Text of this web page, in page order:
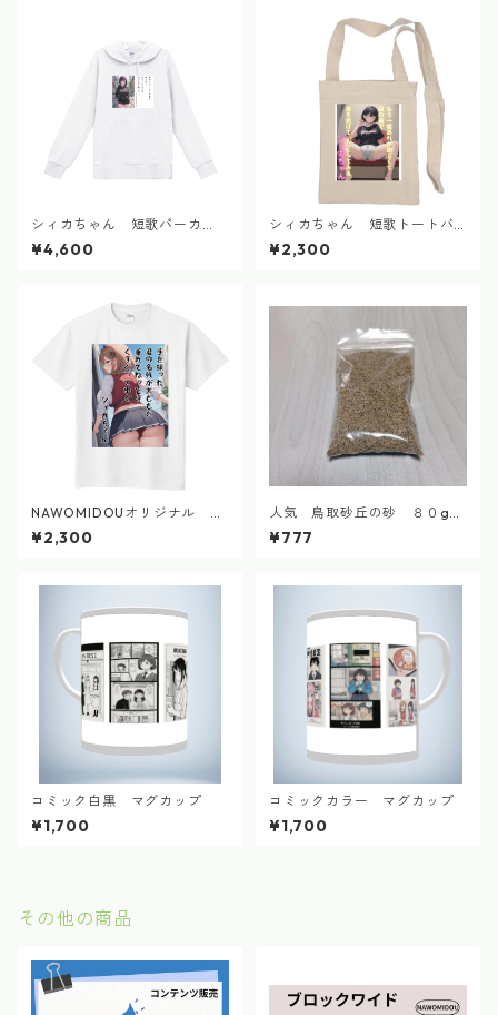
シィカちゃん 短歌パーカ
ー 2024.9
¥4,600
シィカちゃん 短歌トートバ
ッグ 2024.9
¥2,300
NAWOMIDOUオリジナル シ
ィカちゃん 短歌Tシャツ 2
024.9
¥2,300
人気 鳥取砂丘の砂 ８０g
自然採集
¥777
コミック白黒 マグカップ
¥1,700
コミックカラー マグカップ
¥1,700
その他の商品